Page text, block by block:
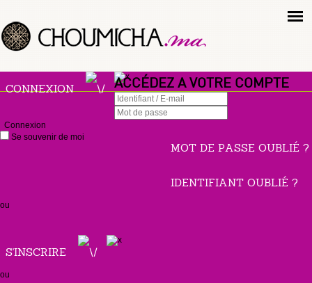
CONNEXION ACCÉDEZ A VOTRE COMPTE
Connexion
Se souvenir de moi
MOT DE PASSE OUBLIÉ ?
IDENTIFIANT OUBLIÉ ?
ou
S'INSCRIRE
ou